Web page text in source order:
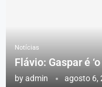
Notícias
Flávio: Gaspar é
byadmin agosto 6,